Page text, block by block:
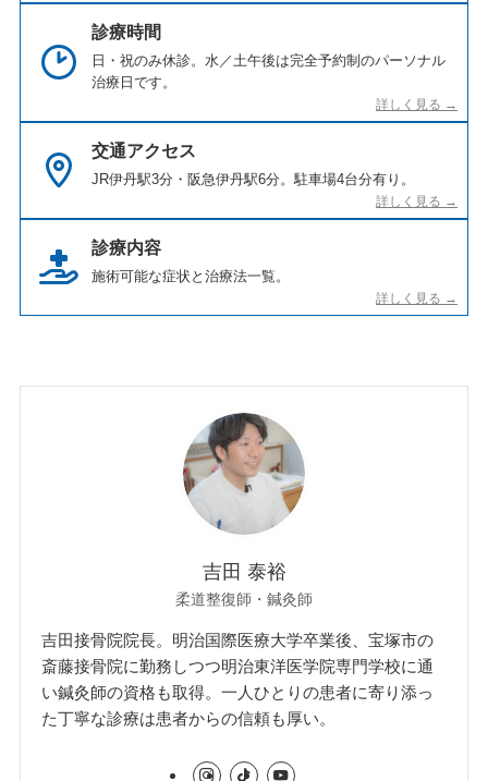
日・祝のみ休診。水／土午後は完全予約制のパーソナル
治療日です。
診療時間
JR伊丹駅3分・阪急伊丹駅6分。駐車場4台分有り。
交通アクセス
施術可能な症状と治療法一覧。
診療内容
吉田 泰裕
柔道整復師・鍼灸師
吉田接骨院院長。明治国際医療大学卒業後、宝塚市の
斎藤接骨院に勤務しつつ明治東洋医学院専門学校に通
い鍼灸師の資格も取得。一人ひとりの患者に寄り添っ
た丁寧な診療は患者からの信頼も厚い。